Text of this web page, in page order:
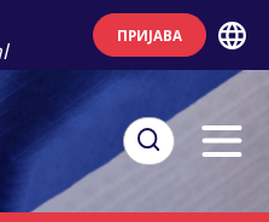
ПРИЈАВА